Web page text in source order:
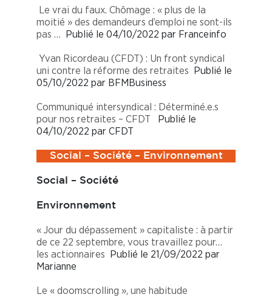
Le vrai du faux. Chômage : « plus de la
moitié » des demandeurs d’emploi ne sont-ils
pas …
Publié le 04/10/2022 par Franceinfo
Yvan Ricordeau (CFDT) : Un front syndical
uni contre la réforme des retraites Publié le
05/10/2022 par BFMBusiness
Communiqué intersyndical : Déterminé.e.s
pour nos retraites – CFDT
Publié le
04/10/2022 par CFDT
Social – Société – Environnement
Social – Société
Environnement
« Jour du dépassement » capitaliste : à partir
de ce 22 septembre, vous travaillez pour…
les actionnaires Publié le 21/09/2022 par
Marianne
Le « doomscrolling », une habitude